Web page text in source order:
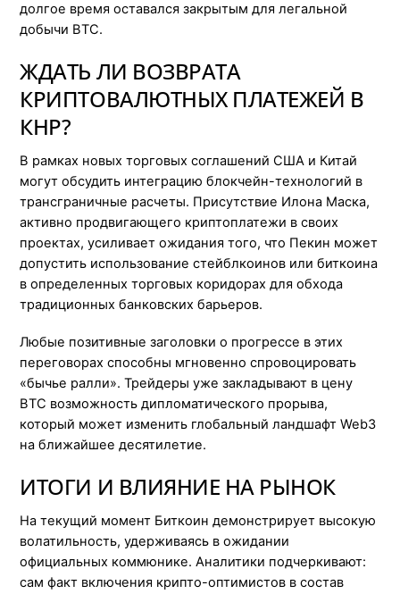
долгое время оставался закрытым для легальной
добычи BTC.
ЖДАТЬ ЛИ ВОЗВРАТА
КРИПТОВАЛЮТНЫХ ПЛАТЕЖЕЙ В
КНР?
В рамках новых торговых соглашений США и Китай
могут обсудить интеграцию блокчейн-технологий в
трансграничные расчеты. Присутствие Илона Маска,
активно продвигающего криптоплатежи в своих
проектах, усиливает ожидания того, что Пекин может
допустить использование стейблкоинов или биткоина
в определенных торговых коридорах для обхода
традиционных банковских барьеров.
Любые позитивные заголовки о прогрессе в этих
переговорах способны мгновенно спровоцировать
«бычье ралли». Трейдеры уже закладывают в цену
BTC возможность дипломатического прорыва,
который может изменить глобальный ландшафт Web3
на ближайшее десятилетие.
ИТОГИ И ВЛИЯНИЕ НА РЫНОК
На текущий момент Биткоин демонстрирует высокую
волатильность, удерживаясь в ожидании
официальных коммюнике. Аналитики подчеркивают:
сам факт включения крипто-оптимистов в состав